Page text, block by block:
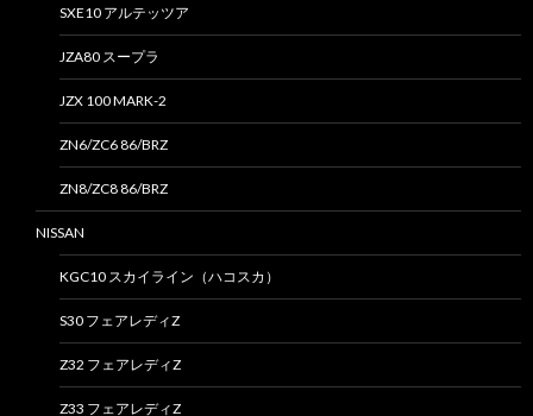
SXE10 アルテッツア
JZA80 スープラ
JZX 100 MARK-2
ZN6/ZC6 86/BRZ
ZN8/ZC8 86/BRZ
NISSAN
KGC10 スカイライン（ハコスカ）
S30 フェアレディZ
Z32 フェアレディZ
Z33 フェアレディZ